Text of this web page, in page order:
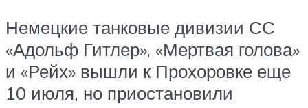
Немецкие танковые дивизии СС
«Адольф Гитлер», «Мертвая голова»
и «Рейх» вышли к Прохоровке еще
10 июля, но приостановили